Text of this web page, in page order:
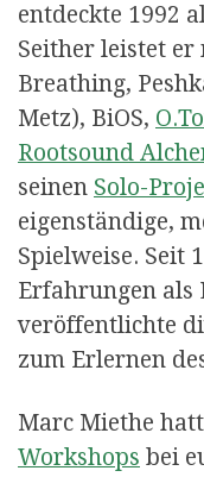
entdeckte 1992
Seither leistet
Breathing,
Metz), BiOS,
Rootsound
seinen Solo-
eigenständige,
Spielweise. Seit
Erfahrungen
veröffentlichte
zum Erlernen
Marc Miethe
Workshops bei